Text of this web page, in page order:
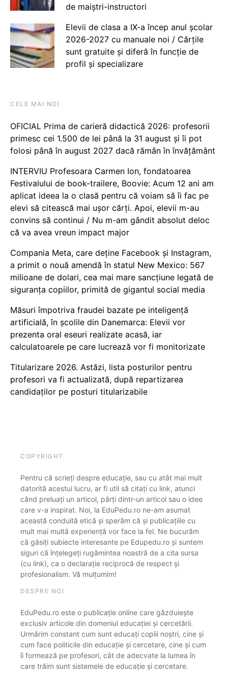
de maiștri-instructori
Elevii de clasa a IX-a încep anul școlar
2026-2027 cu manuale noi / Cărțile
sunt gratuite și diferă în funcție de
profil și specializare
CELE MAI NOI
OFICIAL Prima de carieră didactică 2026: profesorii
primesc cei 1.500 de lei până la 31 august și îi pot
folosi până în august 2027 dacă rămân în învățământ
INTERVIU Profesoara Carmen Ion, fondatoarea
Festivalului de book-trailere, Boovie: Acum 12 ani am
aplicat ideea la o clasă pentru că voiam să îi fac pe
elevi să citească mai ușor cărți. Apoi, elevii m-au
convins să continui / Nu m-am gândit absolut deloc
că va avea vreun impact major
Compania Meta, care deține Facebook și Instagram,
a primit o nouă amendă în statul New Mexico: 567
milioane de dolari, cea mai mare sancțiune legată de
siguranța copiilor, primită de gigantul social media
Măsuri împotriva fraudei bazate pe inteligență
artificială, în școlile din Danemarca: Elevii vor
prezenta oral eseuri realizate acasă, iar
calculatoarele pe care lucrează vor fi monitorizate
Titularizare 2026. Astăzi, lista posturilor pentru
profesori va fi actualizată, după repartizarea
candidaților pe posturi titularizabile
COPYRIGHT
Pentru că scrieți despre educație, sau cu atât mai mult
datorită acestui lucru, ar fi util să citați cu link, atunci
când preluați un articol, părți dintr-un articol sau o idee
care v-a inspirat. Noi, la EduPedu.ro ne-am asumat
această conduită etică și sperăm că și publicațiile cu
mult mai multă experiență vor face la fel. Ne bucurăm
că găsiți subiecte interesante pe Edupedu.ro și suntem
siguri că înțelegeți rugămintea noastră de a cita sursa
(cu link), ca o declarație reciprocă de respect și
profesionalism. Vă mulțumim!
DESPRE NOI
EduPedu.ro este o publicație online care găzduiește
exclusiv articole din domeniul educației și cercetării.
Urmărim constant cum sunt educați copiii noștri, cine și
cum face politicile din educație și cercetare, cine și cum
îi formează pe profesori, cât de adecvate la lumea în
care trăim sunt sistemele de educație și cercetare.